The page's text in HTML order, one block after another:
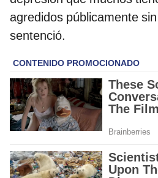
agredidos públicamente sin
sentenció.